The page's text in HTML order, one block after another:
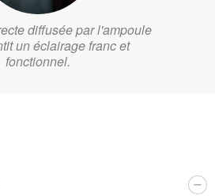
diffusée par l'ampoule
un éclairage franc et
fonctionnel.